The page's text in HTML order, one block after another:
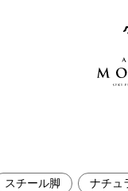
スチール脚 ナチュ